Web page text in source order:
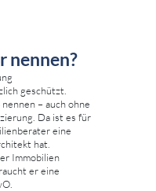
nennen?
geschützt.
– auch ohne
Da ist es für
eine
hat.
Immobilien
er eine